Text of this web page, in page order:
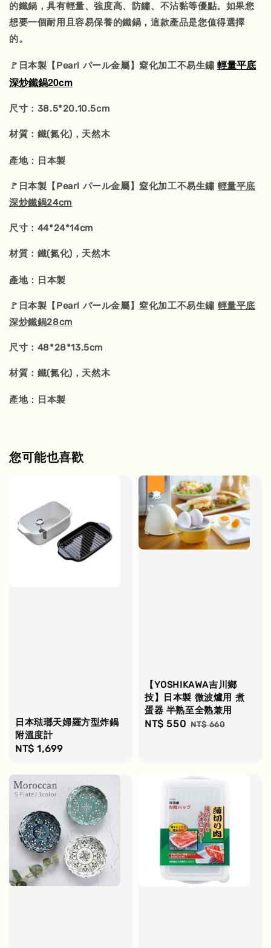
的鐵鍋，具有輕量、強度高、防鏽、不沾黏等優點。如果您
想要一個耐用且容易保養的鐵鍋，這款產品是您值得選擇
的。
🚩日本製【Pearl パール金屬】窒化加工不易生鏽 輕量平底
深炒鐵鍋20cm
尺寸：38.5*20.10.5cm
材質：鐵(氮化)，天然木
產地： 日本製
🚩日本製【Pearl パール金屬】窒化加工不易生鏽 輕量平底
深炒鐵鍋24cm
尺寸：44*24*14cm
材質：鐵(氮化)，天然木
產地： 日本製
🚩日本製【Pearl パール金屬】窒化加工不易生鏽 輕量平底
深炒鐵鍋28cm
尺寸：48*28*13.5cm
材質：鐵(氮化)，天然木
產地： 日本製
您可能也喜歡
日本琺瑯天婦羅方型炸鍋
附溫度計
Regular
NT$ 1,699
【YOSHIKAWA吉川鄉
技】日本製 微波爐用 煮
蛋器 半熟至全熟兼用
Sale
NT$ 550 Regular
NT$ 660